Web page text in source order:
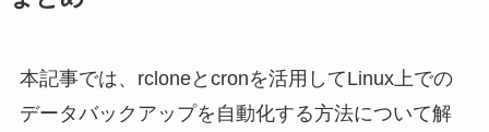
本記事では、rcloneとcronを活用してLinux上での
データバックアップを自動化する方法について解